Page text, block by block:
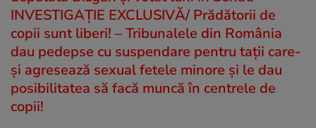
INVESTIGAȚIE EXCLUSIVĂ/ Prădătorii de
copii sunt liberi! – Tribunalele din România
dau pedepse cu suspendare pentru tații care-
și agresează sexual fetele minore și le dau
posibilitatea să facă muncă în centrele de
copii!